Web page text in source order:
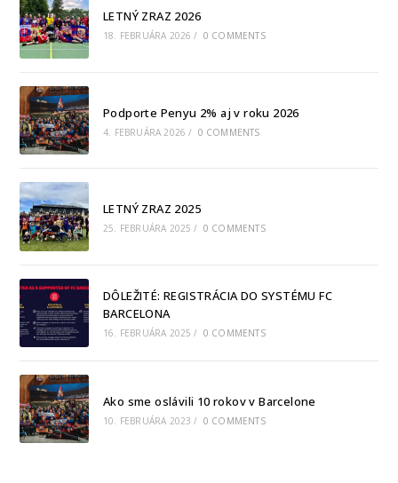
LETNÝ ZRAZ 2026
18. FEBRUÁRA 2026 / 0 COMMENTS
Podporte Penyu 2% aj v roku 2026
4. FEBRUÁRA 2026 / 0 COMMENTS
LETNÝ ZRAZ 2025
25. FEBRUÁRA 2025 / 0 COMMENTS
DÔLEŽITÉ: REGISTRÁCIA DO SYSTÉMU FC
BARCELONA
16. FEBRUÁRA 2025 / 0 COMMENTS
Ako sme oslávili 10 rokov v Barcelone
10. FEBRUÁRA 2023 / 0 COMMENTS